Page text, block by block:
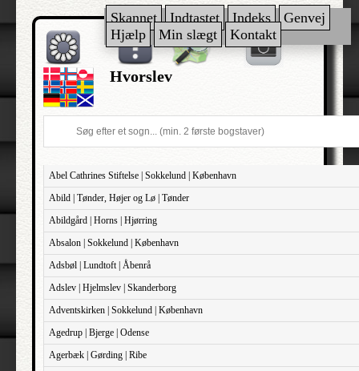
Skannet Indtastet Indeks
Genvej
Hjælp
Min slægt Kontakt
Hvorslev
Abel Cathrines Stiftelse | Sokkelund | København
Abild | Tønder, Højer og Lø | Tønder
Abildgård | Horns | Hjørring
Absalon | Sokkelund | København
Adsbøl | Lundtoft | Åbenrå
Adslev | Hjelmslev | Skanderborg
Adventskirken | Sokkelund | København
Agedrup | Bjerge | Odense
Agerbæk | Gørding | Ribe